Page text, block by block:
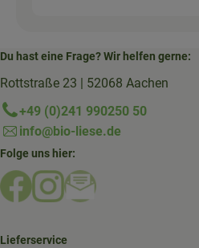
Du hast eine Frage? Wir helfen gerne:
Rottstraße 23 | 52068 Aachen
+49 (0)241 990250 50
info@bio-liese.de
Folge uns hier:
Externer Link zu https://
Externer Link zu
Externer Link zu
Lieferservice